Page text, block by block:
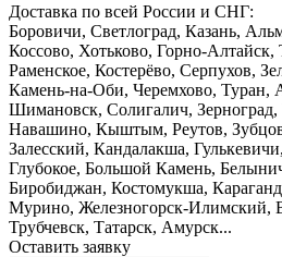
Доставка по всей России и СНГ:
Боровичи, Светлоград, Казань,
Коссово, Хотьково, Горно-
Раменское, Костерёво, Серпухов,
Камень-на-Оби, Черемхово, Туран,
Шимановск, Солигалич, Зерноград,
Навашино, Кыштым, Реутов,
Залесский, Кандалакша,
Глубокое, Большой Камень,
Биробиджан, Костомукша,
Мурино, Железногорск-Илимский,
Трубчевск, Татарск, Амурск...
Оставить заявку